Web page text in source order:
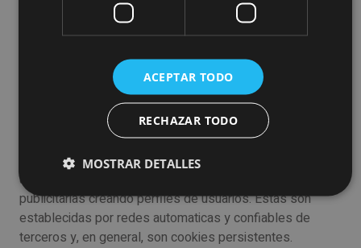
para mejorar el funcionamiento de un sitio web.
Estas cookies se utilizan para mostrar publicidad
relevante a los visitantes, asi como para rastrear la
cantidad de visitantes. Realizan un seguimiento de los
datos de los visitantes, como el numero de visitantes
unicos, el numero de veces que se han mostrado ciertos
anuncios, el numero de clics recibidos y tambien se
utilizan para medir la efectividad de las campanas
publicitarias creando perfiles de usuarios. Estas son
establecidas por redes automaticas y confiables de
terceros y, en general, son cookies persistentes.
ACEPTAR TODO
RECHAZAR TODO
MOSTRAR DETALLES